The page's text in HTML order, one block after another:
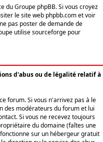
du Groupe phpBB. Si vous croyez
le site web phpbb.com et voir
pas poster de demande de
utilise sourceforge pour
d'abus ou de légalité relatif à
forum. Si vous n'arrivez pas à le
des modérateurs du forum et lui
Si vous ne recevez toujours
du domaine (faîtes une
sur un hébergeur gratuit